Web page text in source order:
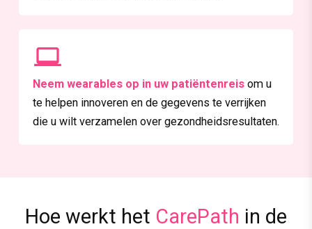
Neem wearables op in uw patiëntenreis om u
te helpen innoveren en de gegevens te verrijken
die u wilt verzamelen over gezondheidsresultaten.
Hoe werkt het CarePath in de